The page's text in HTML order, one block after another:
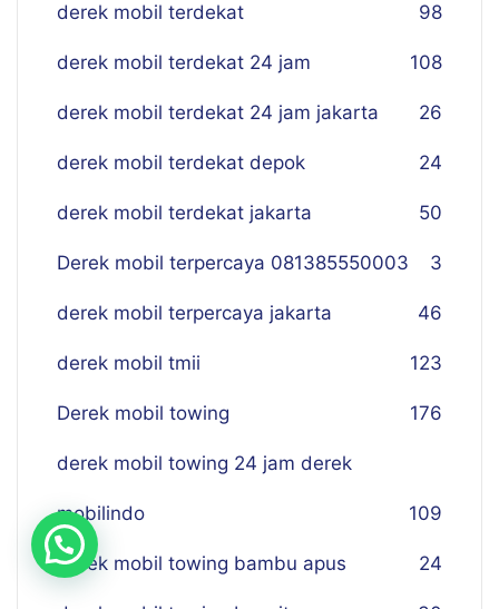
derek mobil terdekat 98
derek mobil terdekat 24 jam 108
derek mobil terdekat 24 jam jakarta 26
derek mobil terdekat depok 24
derek mobil terdekat jakarta 50
Derek mobil terpercaya 081385550003 3
derek mobil terpercaya jakarta 46
derek mobil tmii 123
Derek mobil towing 176
derek mobil towing 24 jam derek
mobilindo 109
derek mobil towing bambu apus 24